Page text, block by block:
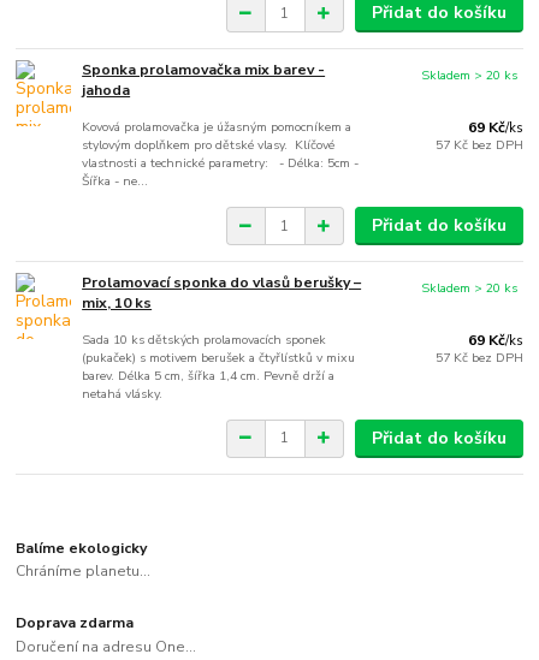
Přidat do košíku
Sponka prolamovačka mix barev -
jahoda
Kovová prolamovačka je úžasným pomocníkem a
stylovým doplňkem pro dětské vlasy. Klíčové
vlastnosti a technické parametry: - Délka: 5cm -
Šířka - ne...
69 Kč/ks
57 Kč bez DPH
Skladem > 20 ks
Přidat do košíku
Prolamovací sponka do vlasů berušky –
mix, 10 ks
Sada 10 ks dětských prolamovacích sponek
(pukaček) s motivem berušek a čtyřlístků v mixu
barev. Délka 5 cm, šířka 1,4 cm. Pevně drží a
netahá vlásky.
69 Kč/ks
57 Kč bez DPH
Skladem > 20 ks
Přidat do košíku
Balíme ekologicky
Chráníme planetu...
Doprava zdarma
Doručení na adresu One...